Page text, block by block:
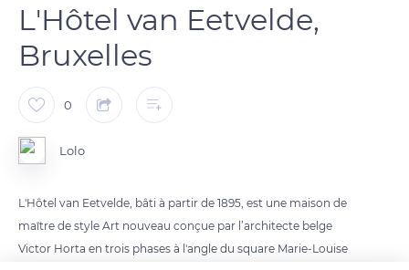
L'Hôtel van Eetvelde,
Bruxelles
0
Lolo
L'Hôtel van Eetvelde, bâti à partir de 1895, est une maison de
maître de style Art nouveau conçue par l’architecte belge
Victor Horta en trois phases à l'angle du square Marie-Louise